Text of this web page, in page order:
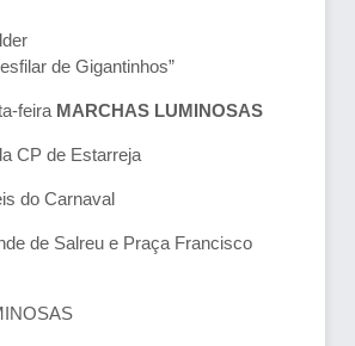
de Gigantinhos”
feira MARCHAS LUMINOSAS
CP de Estarreja
do Carnaval
de Salreu e Praça Francisco